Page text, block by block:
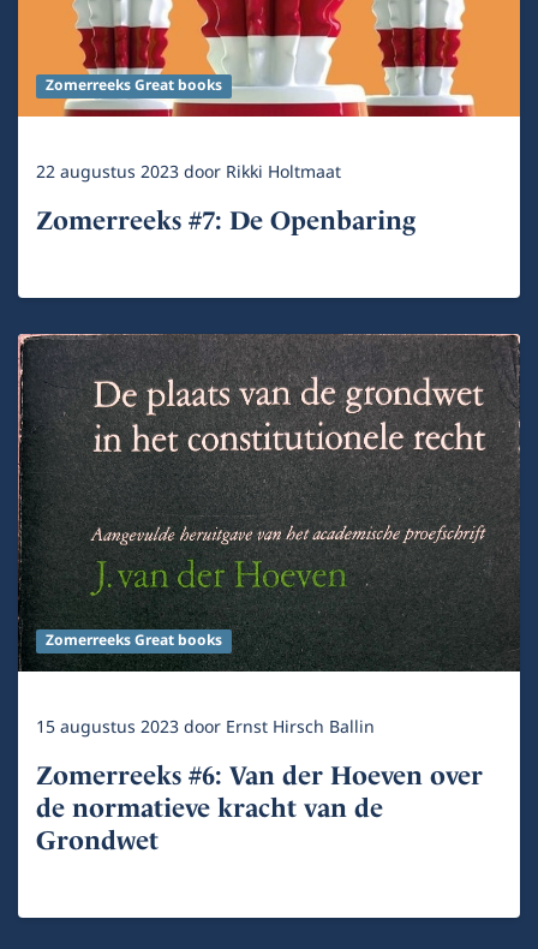
Zomerreeks Great books
22 augustus 2023door Rikki Holtmaat
Zomerreeks #7: De Openbaring
Zomerreeks Great books
15 augustus 2023door Ernst Hirsch Ballin
Zomerreeks #6: Van der Hoeven over
de normatieve kracht van de
Grondwet